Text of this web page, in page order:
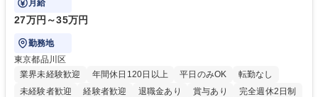
月給
27万円～35万円
勤務地
東京都品川区
業界未経験歓迎
年間休日120日以上 平日のみOK
転勤なし
未経験者歓迎
経験者歓迎 退職金あり 賞与あり
完全週休2日制